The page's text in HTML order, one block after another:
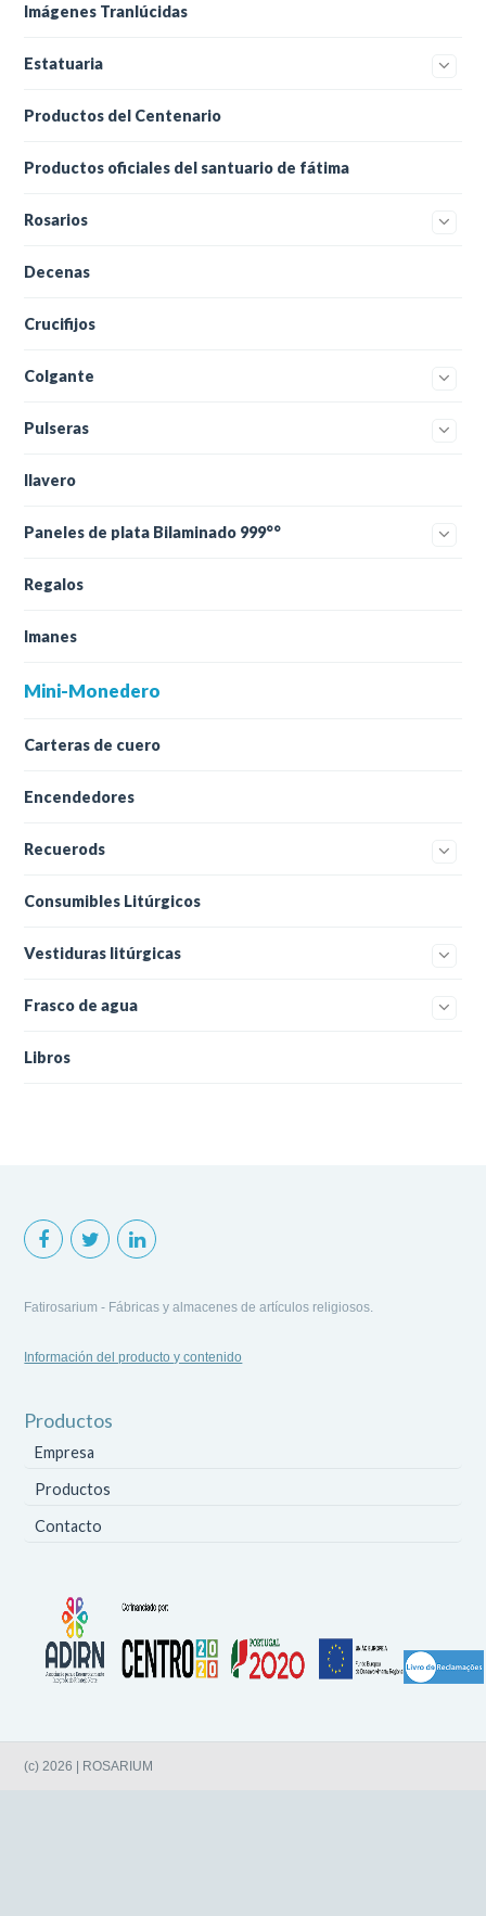
Imágenes Tranlúcidas
Estatuaria
Productos del Centenario
Productos oficiales del santuario de fátima
Rosarios
Decenas
Crucifijos
Colgante
Pulseras
llavero
Paneles de plata Bilaminado 999°°
Regalos
Imanes
Mini-Monedero
Carteras de cuero
Encendedores
Recuerods
Consumibles Litúrgicos
Vestiduras litúrgicas
Frasco de agua
Libros
Fatirosarium - Fábricas y almacenes de artículos religiosos.
Información del producto y contenido
Productos
Empresa
Productos
Contacto
(c) 2026 | ROSARIUM